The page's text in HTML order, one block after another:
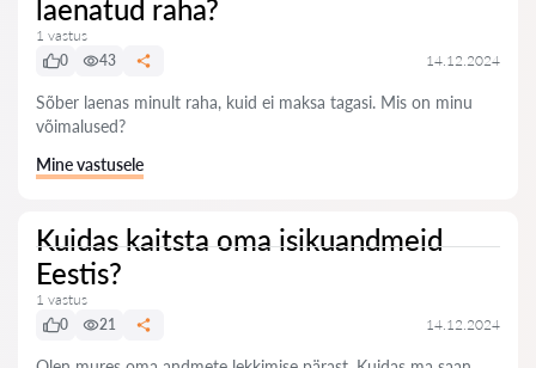
laenatud raha?
1 vastus
0
43 14.12.2024
Sõber laenas minult raha, kuid ei maksa tagasi. Mis on minu
võimalused?
Mine vastusele
Kuidas kaitsta oma isikuandmeid
Eestis?
1 vastus
0
21 14.12.2024